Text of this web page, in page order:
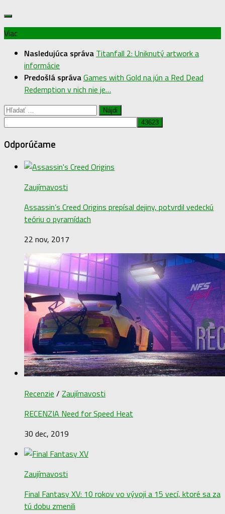
Viac
Nasledujúca správa Titanfall 2: Uniknutý artwork a
informácie
Predošlá správaGames with Gold na jún a Red Dead
Redemption v nich nie je…
Hľadať:
Odporúčame
Zaujímavosti
Assassin’s Creed Origins prepísal dejiny, potvrdil vedeckú
teóriu o pyramídach
22 nov, 2017
Recenzie / Zaujímavosti
RECENZIA Need for Speed Heat
30 dec, 2019
Zaujímavosti
Final Fantasy XV: 10 rokov vo vývoji a 15 vecí, ktoré sa za
tú dobu zmenili